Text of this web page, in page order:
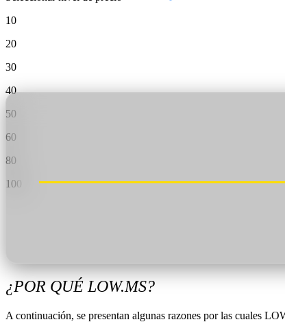
Valheim
10
20
30
40
50
60
80
100
¿POR QUÉ LOW.MS?
A continuación, se presentan algunas razones por las cuales